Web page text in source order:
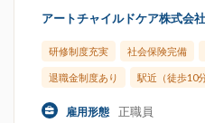
アートチャイルドケア株式会
研修制度充実 社会保険完備
退職金制度あり 駅近（徒歩10
雇用形態 正職員